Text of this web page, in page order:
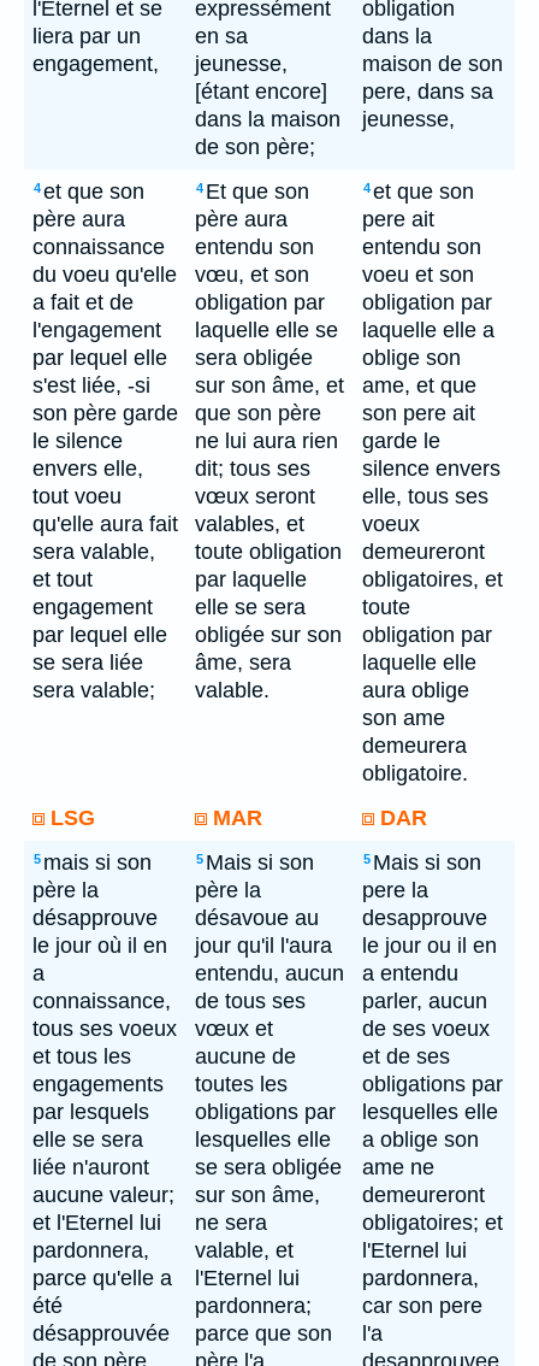
l'Eternel et se
liera par un
engagement,
expressément
en sa
jeunesse,
[étant encore]
dans la maison
de son père;
obligation
dans la
maison de son
pere, dans sa
jeunesse,
4et que son
père aura
connaissance
du voeu qu'elle
a fait et de
l'engagement
par lequel elle
s'est liée, -si
son père garde
le silence
envers elle,
tout voeu
qu'elle aura fait
sera valable,
et tout
engagement
par lequel elle
se sera liée
sera valable;
4 Et que son
père aura
entendu son
vœu, et son
obligation par
laquelle elle se
sera obligée
sur son âme, et
que son père
ne lui aura rien
dit; tous ses
vœux seront
valables, et
toute obligation
par laquelle
elle se sera
obligée sur son
âme, sera
valable.
4et que son
pere ait
entendu son
voeu et son
obligation par
laquelle elle a
oblige son
ame, et que
son pere ait
garde le
silence envers
elle, tous ses
voeux
demeureront
obligatoires, et
toute
obligation par
laquelle elle
aura oblige
son ame
demeurera
obligatoire.
LSG
MAR DAR
5 mais si son
père la
désapprouve
le jour où il en
a
connaissance,
tous ses voeux
et tous les
engagements
par lesquels
elle se sera
liée n'auront
aucune valeur;
et l'Eternel lui
pardonnera,
parce qu'elle a
été
désapprouvée
de son père.
5 Mais si son
père la
désavoue au
jour qu'il l'aura
entendu, aucun
de tous ses
vœux et
aucune de
toutes les
obligations par
lesquelles elle
se sera obligée
sur son âme,
ne sera
valable, et
l'Eternel lui
pardonnera;
parce que son
père l'a
5 Mais si son
pere la
desapprouve
le jour ou il en
a entendu
parler, aucun
de ses voeux
et de ses
obligations par
lesquelles elle
a oblige son
ame ne
demeureront
obligatoires; et
l'Eternel lui
pardonnera,
car son pere
l'a
desapprouvee.